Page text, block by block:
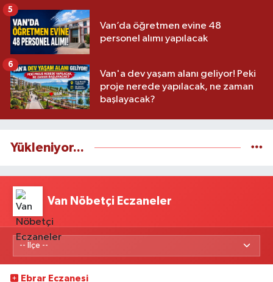
Van’da öğretmen evine 48
personel alımı yapılacak
5
Van'a dev yaşam alanı geliyor! Peki
proje nerede yapılacak, ne zaman
başlayacak?
6
Yükleniyor...
Van Nöbetçi Eczaneler
Ebrar Eczanesi